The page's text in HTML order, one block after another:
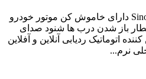
ردیاب سینوال پلاس Sinowall plus دارای خاموش کن موتور خودرو
باز شدن درب ها شنود صدای
اتوماتیک ردیابی آنلاین و آفلاین